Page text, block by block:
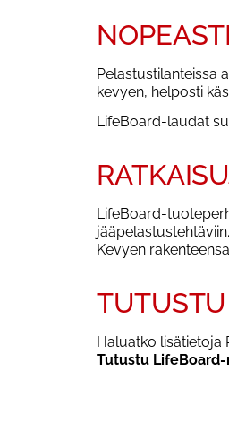
Pelastustilanteissa
kevyen, helposti
LifeBoard-laudat
LifeBoard-
Kevyen
Haluatko lisätietoja
Tutustu